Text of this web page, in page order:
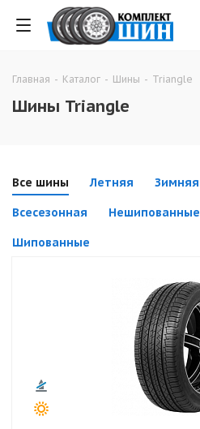
Главная - Каталог - Шины - Triangle
Шины Triangle
Все шины Летняя Зимняя
Всесезонная Нешипованные
Шипованные